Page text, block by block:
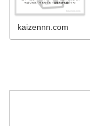
kaizennn.com